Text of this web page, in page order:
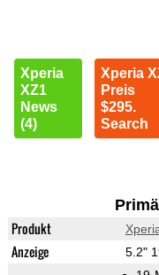
Xperia
XZ1
News
(4)
Xperia
Preis
$295.
Search
Produkt
Anzeige 5.2"